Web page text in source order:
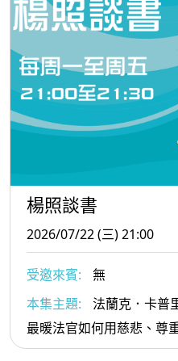
楊照談書
2026/07/22 (三) 21:00
受邀來賓:
無
本集主題:
法蘭克．卡普
最暖法官如何用慈悲、尊